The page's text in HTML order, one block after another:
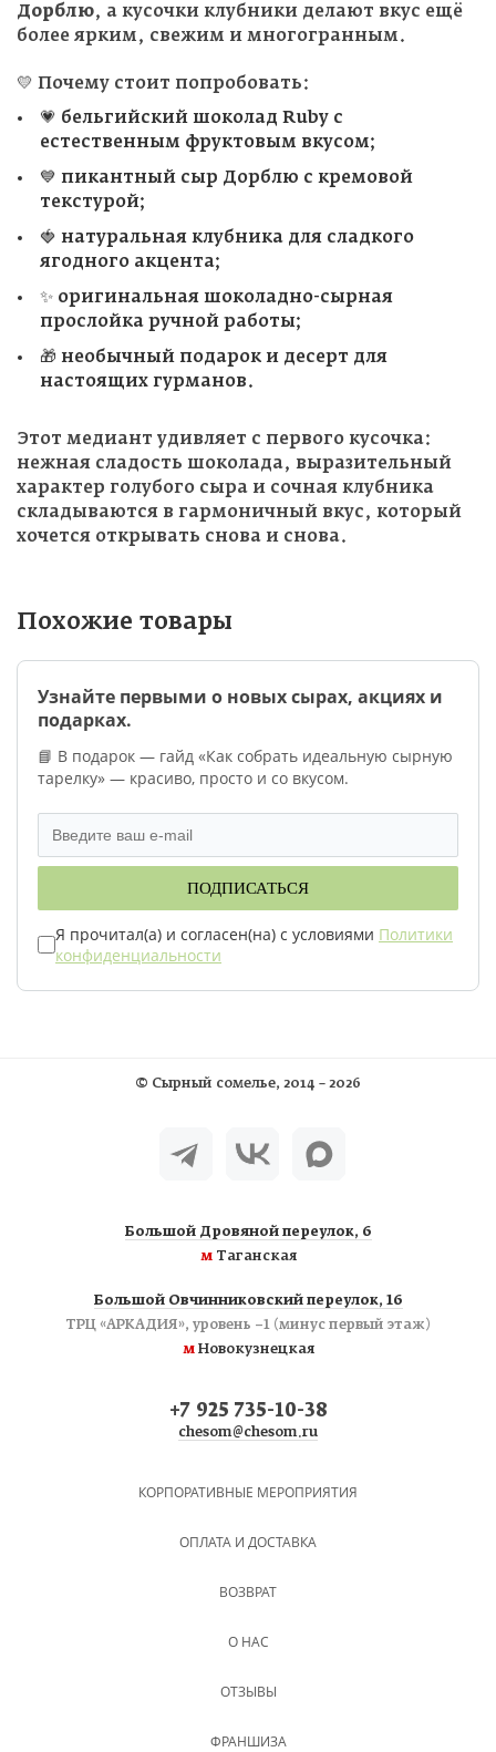
Дорблю, а кусочки клубники делают вкус ещё
более ярким, свежим и многогранным.
💛 Почему стоит попробовать:
💗 бельгийский шоколад Ruby с
естественным фруктовым вкусом;
💙 пикантный сыр Дорблю с кремовой
текстурой;
🍓 натуральная клубника для сладкого
ягодного акцента;
✨ оригинальная шоколадно-сырная
прослойка ручной работы;
🎁 необычный подарок и десерт для
настоящих гурманов.
Этот медиант удивляет с первого кусочка:
нежная сладость шоколада, выразительный
характер голубого сыра и сочная клубника
складываются в гармоничный вкус, который
хочется открывать снова и снова.
Похожие товары
Узнайте первыми о новых сырах, акциях и
подарках.
📘 В подарок — гайд «Как собрать идеальную сырную
тарелку» — красиво, просто и со вкусом.
ПОДПИСАТЬСЯ
Я прочитал(а) и согласен(на) с условиями Политики
конфиденциальности
© Сырный сомелье, 2014 – 2026
Большой Дровяной переулок, 6
мТаганская
Большой Овчинниковский переулок, 16
ТРЦ «АРКАДИЯ», уровень −1 (минус первый этаж)
мНовокузнецкая
+7 925 735-10-38
chesom@chesom.ru
КОРПОРАТИВНЫЕ МЕРОПРИЯТИЯ
ОПЛАТА И ДОСТАВКА
ВОЗВРАТ
О НАС
ОТЗЫВЫ
ФРАНШИЗА